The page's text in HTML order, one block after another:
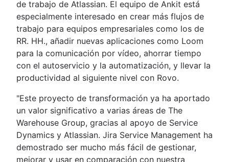
de trabajo de Atlassian. El equipo de Ankit está
especialmente interesado en crear más flujos de
trabajo para equipos empresariales como los de
RR. HH., añadir nuevas aplicaciones como Loom
para la comunicación por vídeo, ahorrar tiempo
con el autoservicio y la automatización, y llevar la
productividad al siguiente nivel con Rovo.
"Este proyecto de transformación ya ha aportado
un valor significativo a varias áreas de The
Warehouse Group, gracias al apoyo de Service
Dynamics y Atlassian. Jira Service Management ha
demostrado ser mucho más fácil de gestionar,
mejorar y usar en comparación con nuestra